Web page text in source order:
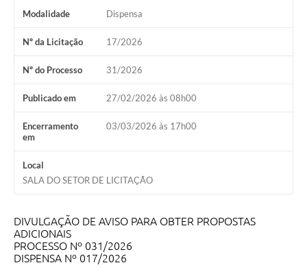
Modalidade Dispensa
Nº da Licitação 17/2026
Nº do Processo 31/2026
Publicado em 27/02/2026 às 08h00
Encerramento
em
03/03/2026 às 17h00
Local
SALA DO SETOR DE LICITAÇÃO
DIVULGAÇÃO DE AVISO PARA OBTER PROPOSTAS
ADICIONAIS
PROCESSO Nº 031/2026
DISPENSA Nº 017/2026